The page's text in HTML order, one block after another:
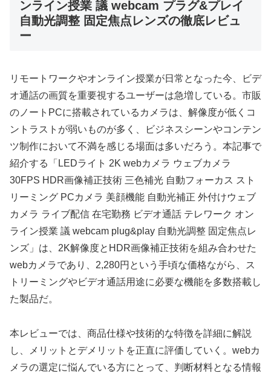
ンライン授業 議 webcam プラグ&プレイ
自動光調整 固定焦点レンズの徹底レビュ
ー
リモートワークやオンライン授業が日常となった今、ビデ
オ通話の画質を重要視するユーザーは急増している。市販
のノートPCに搭載されているカメラは、解像度が低くコ
ントラストが弱いものが多く、ビジネスシーンやコンテン
ツ制作において不満を感じる場面は多いだろう。本記事で
紹介する「LEDライト 2K webカメラ ウェブカメラ
30FPS HDR画像補正技術 三色補光 自動フォーカス スト
リーミング PCカメラ 美顔機能 自動光補正 外付けウェブ
カメラ ライブ配信 在宅勤務 ビデオ通話 テレワーク オン
ライン授業 議 webcam plug&play 自動光調整 固定焦点レ
ンズ」は、2K解像度とHDR画像補正技術を組み合わせた
webカメラであり、2,280円という手頃な価格ながら、ス
トリーミングやビデオ通話用途に必要な機能を多数搭載し
た製品だ。
本レビューでは、商品仕様や技術的な特徴を詳細に解説
し、メリットとデメリットを正直に評価していく。webカ
メラの選定に悩んでいる方にとって、判断材料となる情報